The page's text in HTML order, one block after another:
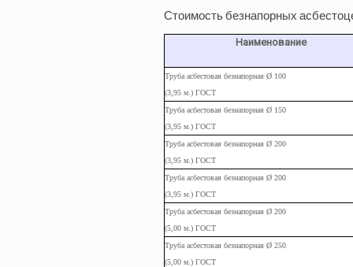
Стоимость безнапорных
Наименование
Труба асбестовая безнапорная Ø 100
(3,95 м.) ГОСТ
Труба асбестовая безнапорная Ø 150
(3,95 м. ) ГОСТ
Труба асбестовая безнапорная Ø 200
(3,95 м. ) ГОСТ
Труба асбестовая безнапорная Ø 200
(3,95 м. ) ГОСТ
Труба асбестовая безнапорная Ø 200
(5,00 м. ) ГОСТ
Труба асбестовая безнапорная Ø 250
(5,00 м. ) ГОСТ